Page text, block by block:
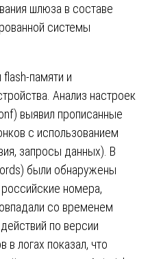
шлюза в составе
системы
памяти и
Анализ настроек
выявил прописанные
с использованием
запросы данных). В
были обнаружены
номера,
со временем
по версии
в логах показал, что